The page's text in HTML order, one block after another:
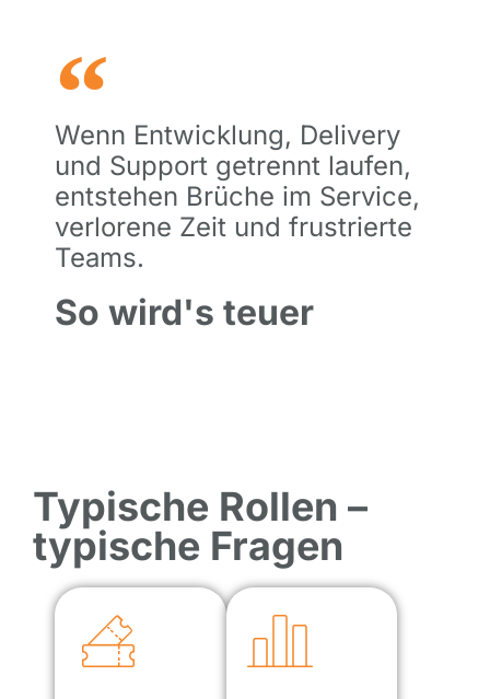
Wenn Entwicklung, Delivery
und Support getrennt laufen,
entstehen Brüche im Service,
verlorene Zeit und frustrierte
Teams.
So wird's teuer
Typische Rollen –
typische Fragen